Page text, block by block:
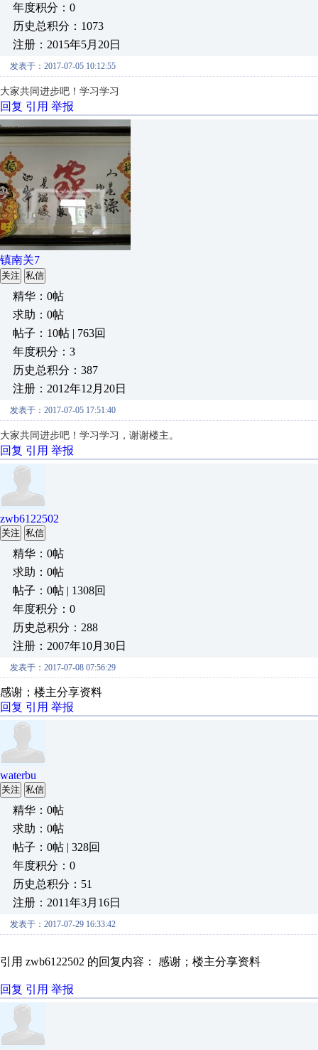
年度积分：0
历史总积分：1073
注册：2015年5月20日
发表于：2017-07-05 10:12:55
大家共同进步吧！学习学习
回复 引用 举报
镇南关7
关注 私信
精华：0帖
求助：0帖
帖子：10帖 | 763回
年度积分：3
历史总积分：387
注册：2012年12月20日
发表于：2017-07-05 17:51:40
大家共同进步吧！学习学习，谢谢楼主。
回复 引用 举报
zwb6122502
关注 私信
精华：0帖
求助：0帖
帖子：0帖 | 1308回
年度积分：0
历史总积分：288
注册：2007年10月30日
发表于：2017-07-08 07:56:29
感谢；楼主分享资料
回复 引用 举报
waterbu
关注 私信
精华：0帖
求助：0帖
帖子：0帖 | 328回
年度积分：0
历史总积分：51
注册：2011年3月16日
发表于：2017-07-29 16:33:42
引用 zwb6122502 的回复内容： 感谢；楼主分享资料
回复 引用 举报